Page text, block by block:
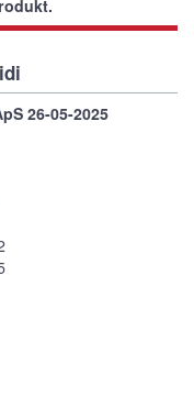
26-05-2025